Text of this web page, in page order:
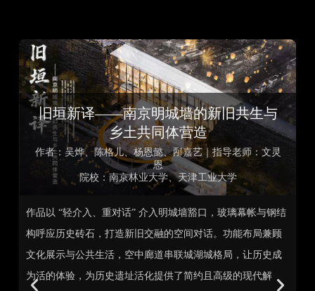
旧垣新译——南京明城墙的新旧共生与
乡土共同体营造
作者：吴烨、陈格儿、杨恩懿、邴嘉艺｜指导老师：文灵
恩
院校：南京林业大学、天津工业大学
作品以 “轻介入、重对话” 介入明城墙豁口，玻璃幕帐与钢结
构呼应历史砖石，打造新旧交融的空间对话。功能布局兼顾
文化展示与公共生活，空中廊道串联城湖城格局，让历史成
为活的体验，为历史遗址活化提供了简约且高级的现代解